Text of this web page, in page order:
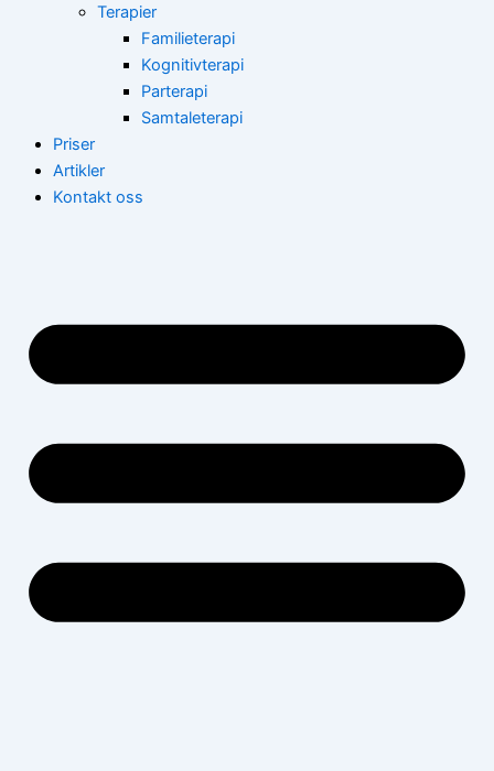
Terapier
Familieterapi
Kognitivterapi
Parterapi
Samtaleterapi
Priser
Artikler
Kontakt oss